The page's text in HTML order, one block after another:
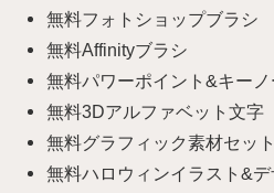
無料フォトショップブラシ
無料Affinityブラシ
無料パワーポイント&キー
無料3Dアルファベット文字
無料グラフィック素材セット
無料ハロウィンイラスト&